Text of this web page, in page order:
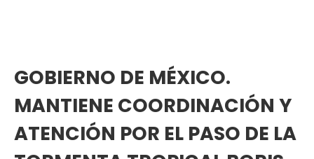
GOBIERNO DE MÉXICO.
MANTIENE COORDINACIÓN Y
ATENCIÓN POR EL PASO DE LA